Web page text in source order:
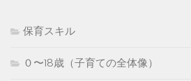
保育スキル
０〜18歳（子育ての全体像）